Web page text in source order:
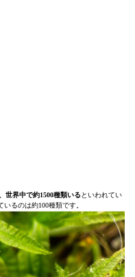
世界中で約1500種類いる といわれてい
るのは約100種類です。